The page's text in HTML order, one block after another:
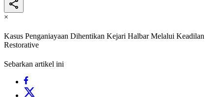
×
Kasus Penganiayaan Dihentikan Kejari Halbar Melalui Keadilan
Restorative
Sebarkan artikel ini